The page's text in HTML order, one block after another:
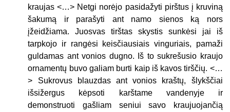
kraujas <…> Netgi norėjo pasidažyti pirštus į kruviną
šakumą ir parašyti ant namo sienos ką nors
įžeidžiama. Juosvas tirštas skystis sunkėsi jai iš
tarpkojo ir rangėsi keisčiausiais vinguriais, pamaži
guldamas ant vonios dugno. Iš to sukrešusio kraujo
ornamentų buvo galiam burti kaip iš kavos tirščių. <…
> Sukrovus blauzdas ant vonios kraštų, šlykščiai
išsižergus kėpsoti karštame vandenyje ir
demonstruoti gašliam seniui savo kraujuojančią